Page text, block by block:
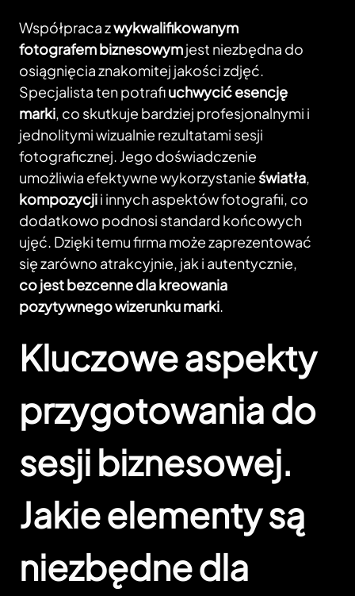
Współpraca zwykwalifikowanym
fotografem biznesowymjest niezbędna do
osiągnięcia znakomitej jakości zdjęć.
Specjalista ten potrafiuchwycić esencję
marki, co skutkuje bardziej profesjonalnymi i
jednolitymi wizualnie rezultatami sesji
fotograficznej. Jego doświadczenie
umożliwia efektywne wykorzystanieświatła,
kompozycjii innych aspektów fotografii, co
dodatkowo podnosi standard końcowych
ujęć. Dzięki temu firma może zaprezentować
się zarówno atrakcyjnie, jak i autentycznie,
co jest bezcenne dla kreowania
pozytywnego wizerunku marki.
Kluczowe aspekty
przygotowania do
sesji biznesowej.
Jakie elementy są
niezbędne dla